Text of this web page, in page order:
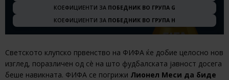
КОЕФИЦИЕНТИ ЗА ПОБЕДНИК ВО ГРУПА G
КОЕФИЦИЕНТИ ЗА ПОБЕДНИК ВО ГРУПА H
Светското клупско првенство на ФИФА ќе добие целосно нов
изглед, поразличен од сè на што фудбалската јавност досега
беше навикната. ФИФА се погрижи Лионел Меси да биде